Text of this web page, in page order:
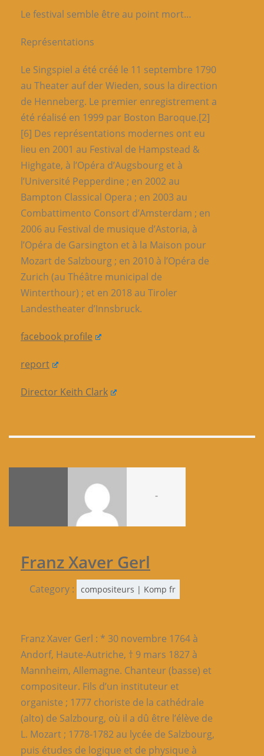
Le festival semble être au point mort…
Représentations
Le Singspiel a été créé le 11 septembre 1790
au Theater auf der Wieden, sous la direction
de Henneberg. Le premier enregistrement a
été réalisé en 1999 par Boston Baroque.[2]
[6] Des représentations modernes ont eu
lieu en 2001 au Festival de Hampstead &
Highgate, à l’Opéra d’Augsbourg et à
l’Université Pepperdine ; en 2002 au
Bampton Classical Opera ; en 2003 au
Combattimento Consort d’Amsterdam ; en
2006 au Festival de musique d’Astoria, à
l’Opéra de Garsington et à la Maison pour
Mozart de Salzbourg ; en 2010 à l’Opéra de
Zurich (au Théâtre municipal de
Winterthour) ; et en 2018 au Tiroler
Landestheater d’Innsbruck.
facebook profile
report
Director Keith Clark
-
Franz Xaver Gerl
Category : compositeurs | Komp fr
Franz Xaver Gerl : * 30 novembre 1764 à
Andorf, Haute-Autriche, † 9 mars 1827 à
Mannheim, Allemagne. Chanteur (basse) et
compositeur. Fils d’un instituteur et
organiste ; 1777 choriste de la cathédrale
(alto) de Salzbourg, où il a dû être l’élève de
L. Mozart ; 1778-1782 au lycée de Salzbourg,
puis études de logique et de physique à